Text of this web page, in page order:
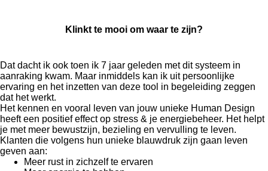
Klinkt te mooi om waar te zijn?
Dat dacht ik ook toen ik 7 jaar geleden met dit systeem in
aanraking kwam. Maar inmiddels kan ik uit persoonlijke
ervaring en het inzetten van deze tool in begeleiding zeggen
dat het werkt.
Het kennen en vooral leven van jouw unieke Human Design
heeft een positief effect op stress & je energiebeheer. Het helpt
je met meer bewustzijn, bezieling en vervulling te leven.
Klanten die volgens hun unieke blauwdruk zijn gaan leven
geven aan:
Meer rust in zichzelf te ervaren